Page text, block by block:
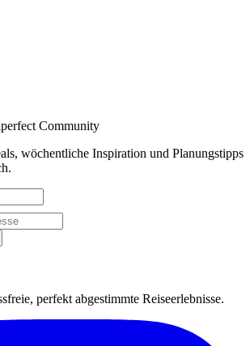
Community
wöchentliche Inspiration und Planungstipps
perfekt abgestimmte Reiseerlebnisse.